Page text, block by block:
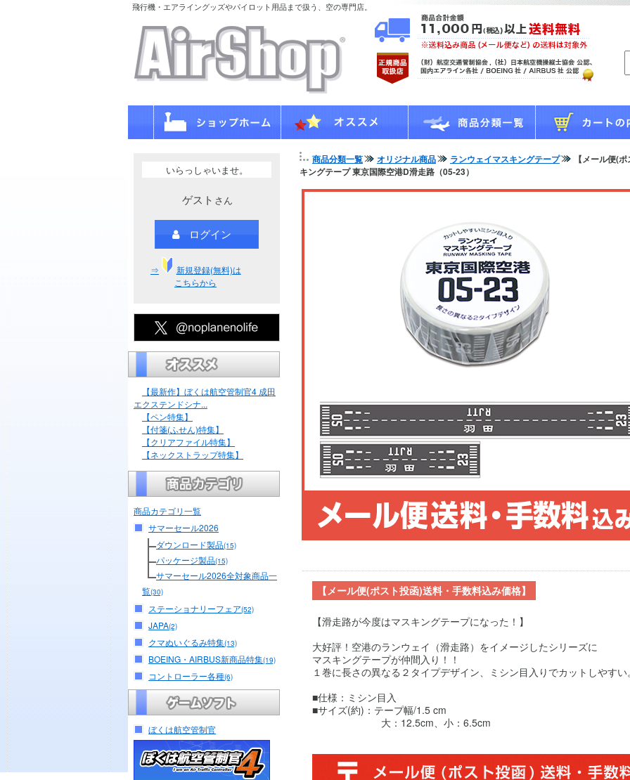
飛行機・エアライングッズやパイロット用品まで扱う、空の専門店。
いらっしゃいませ。
ゲスト さん
ログイン
⇒
新規登録(無料)は
こちらから
【最新作】ぼくは航空管制官4 成田
エクステンドシナ...
【ペン特集】
【付箋(ふせん)特集】
【クリアファイル特集】
【ネックストラップ特集】
商品カテゴリ一覧
サマーセール2026
ダウンロード製品(15)
パッケージ製品(15)
サマーセール2026全対象商品一
覧(30)
ステーショナリーフェア(52)
JAPA(2)
クマぬいぐるみ特集(13)
BOEING・AIRBUS新商品特集(19)
コントローラー各種(6)
ぼくは航空管制官
商品分類一覧 オリジナル商品 ランウェイマスキングテープ
【メール便(
キングテープ 東京国際空港D滑走路（05-23）
【メール便(ポスト投函)送料・手数料込み価格】
【滑走路が今度はマスキングテープになった！】
大好評！空港のランウェイ（滑走路）をイメージしたシリーズに
マスキングテープが仲間入り！！
１巻に長さの異なる２タイプデザイン、ミシン目入りでカットしやすい
■仕様：ミシン目入
■サイズ(約)：テープ幅/1.5 cm
大：12.5cm、小：6.5cm